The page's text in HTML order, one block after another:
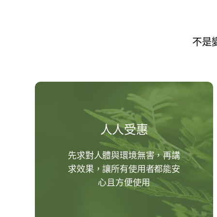
不是
人人受惠
先求對人體與環境無害，再講
求效果，讓所有使用者都能安
心且方便使用